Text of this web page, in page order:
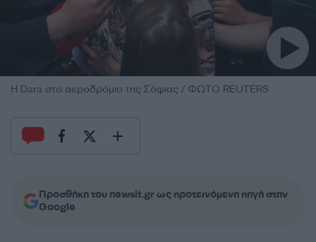
Η Dara στο αεροδρόμιο της Σόφιας / ΦΩΤΟ REUTERS
Προσθήκη του newsit.gr ως προτεινόμενη πηγή στην
Google